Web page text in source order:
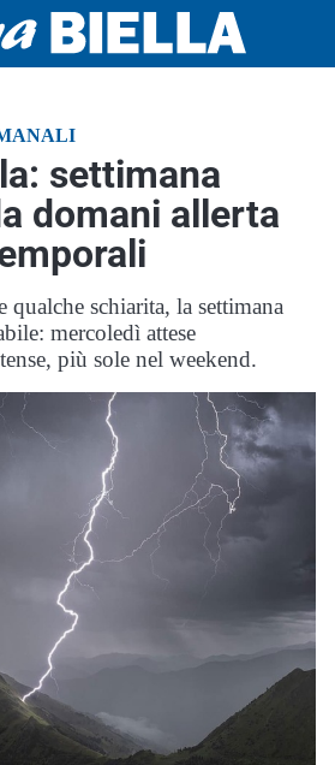
settimana
domani allerta
schiarita, la settimana
mercoledì attese
più sole nel weekend.